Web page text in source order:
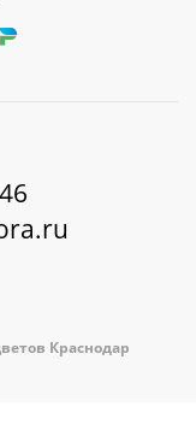
Краснодар